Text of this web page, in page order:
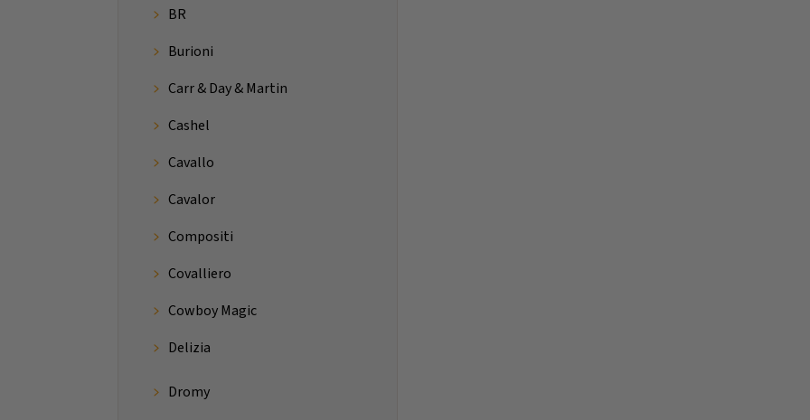
BR
Burioni
Carr & Day & Martin
Cashel
Cavallo
Cavalor
Compositi
Covalliero
Cowboy Magic
Delizia
Dromy